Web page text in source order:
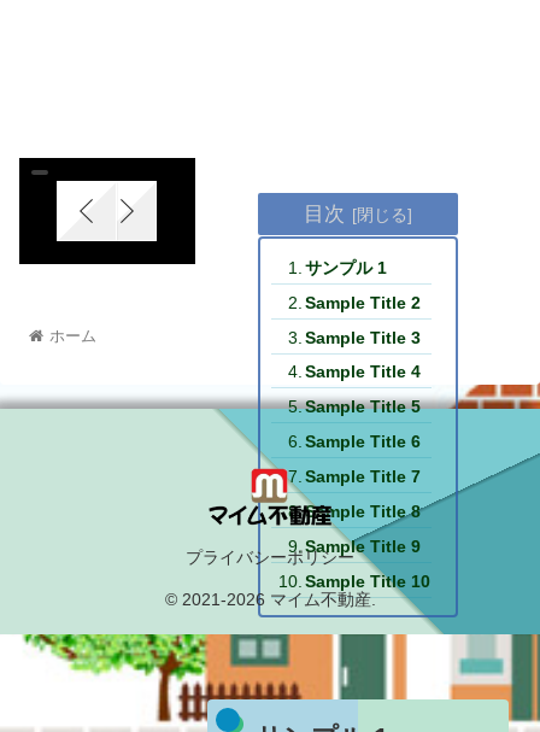
目次
サンプル 1
Sample Title 2
Sample Title 3
Sample Title 4
Sample Title 5
Sample Title 6
Sample Title 7
Sample Title 8
Sample Title 9
Sample Title 10
ホーム
プライバシーポリシー
© 2021-2026 マイム不動産.